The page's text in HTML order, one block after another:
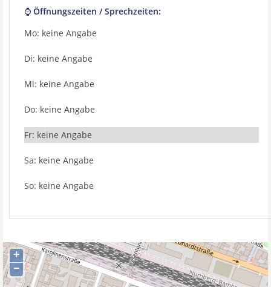
⌚ Öffnungszeiten / Sprechzeiten:
Mo: keine Angabe
Di: keine Angabe
Mi: keine Angabe
Do: keine Angabe
Fr: keine Angabe
Sa: keine Angabe
So: keine Angabe